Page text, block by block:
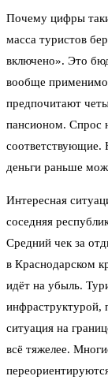
Почему цифры
масса туристов
включено». Это
вообще
предпочитают
пансионом. Спрос
деньги раньше
Интересная
соседняя
Средний чек за
в Краснодарском
идёт на убыль.
инфраструктурой,
ситуация на
всё тяжелее.